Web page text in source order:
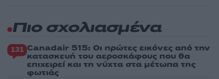
Πιο σχολιασμένα
131 Canadair 515: Οι πρώτες εικόνες από την
κατασκευή του αεροσκάφους που θα
επιχειρεί και τη νύχτα στα μέτωπα της
φωτιάς